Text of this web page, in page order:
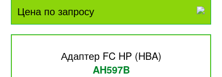
Цена по запросу
Адаптер FC HP (HBA)
AH597B